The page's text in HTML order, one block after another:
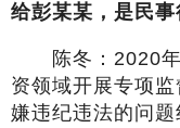
给彭某某，是民
陈冬：2020年
资领域开展专项
嫌违纪违法的问